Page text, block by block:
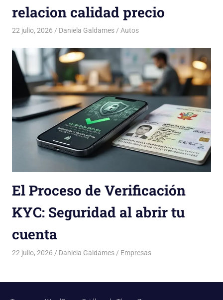
relacion calidad precio
22 julio, 2026 Daniela Galdames Autos
El Proceso de Verificación
KYC: Seguridad al abrir tu
cuenta
22 julio, 2026 Daniela Galdames Empresas